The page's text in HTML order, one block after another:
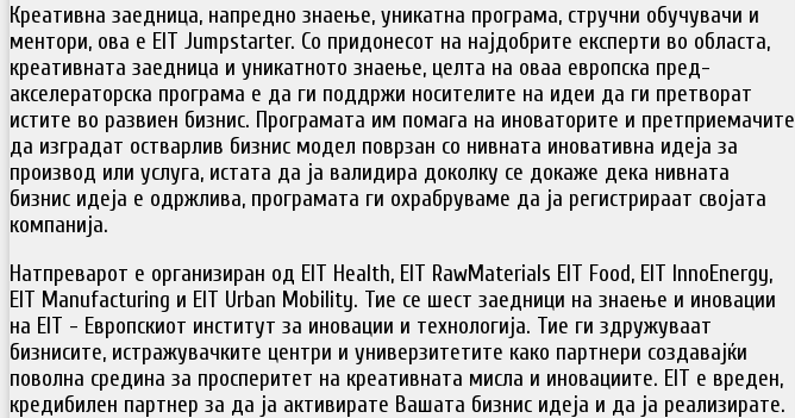
Креативна заедница, напредно знаење, уникатна програма, стручни обучувачи и
ментори, ова е EIT Jumpstarter. Со придонесот на најдобрите експерти во областа,
креативната заедница и уникатното знаење, целта на оваа европска пред-
акселераторска програма е да ги поддржи носителите на идеи да ги претворат
истите во развиен бизнис. Програмата им помага на иноваторите и претприемачите
да изградат остварлив бизнис модел поврзан со нивната иновативна идеја за
производ или услуга, истата да ја валидира доколку се докаже дека нивната
бизнис идеја е одржлива, програмата ги охрабруваме да ја регистрираат својата
компанија.
Натпреварот е организиран од EIT Health, EIT RawMaterials EIT Food, EIT InnoEnergy,
EIT Manufacturing и EIT Urban Mobility. Тие се шест заедници на знаење и иновации
на EIT - Европскиот институт за иновации и технологија. Тие ги здружуваат
бизнисите, истражувачките центри и универзитетите како партнери создавајќи
поволна средина за просперитет на креативната мисла и иновациите. EIT е вреден,
кредибилен партнер за да ја активирате Вашата бизнис идеја и да ја реализирате.